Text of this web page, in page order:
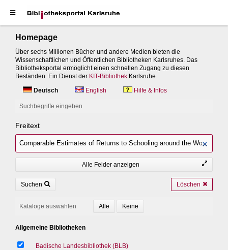
Homepage
Über sechs Millionen Bücher und andere Medien bieten die
Wissenschaftlichen und Öffentlichen Bibliotheken Karlsruhes. Das
Bibliotheksportal ermöglicht einen schnellen Zugang zu diesen
Beständen. Ein Dienst der KIT-Bibliothek Karlsruhe.
Deutsch
English Hilfe & Infos
Suchbegriffe eingeben
Freitext
Alle Felder anzeigen
Suchen Löschen
Kataloge auswählen
Allgemeine Bibliotheken
Badische Landesbibliothek (BLB)